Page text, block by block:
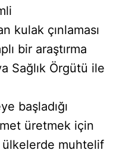
kulak çınlaması
bir araştırma
Sağlık Örgütü ile
başladığı
üretmek için
ülkelerde muhtelif